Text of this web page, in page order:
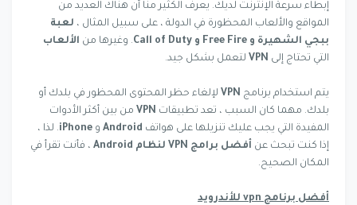
إبطاء سرعة الإنترنت لديك. يعرف الكثير منا أن هناك العديد من
المواقع والألعاب المحظورة في الدولة ، على سبيل المثال ، لعبة
ببجي الشهيرة و Free Fire و Call of Duty
. وغيرها من الألعاب
التي تحتاج إلى VPN لتعمل بشكل جيد.
يتم استخدام برنامج VPN لإلغاء حظر المحتوى المحظور في بلدك أو
بلدك. مهما كان السبب ، تعد تطبيقات VPN من بين أكثر الأدوات
المفيدة التي يجب عليك تنزيلها على هواتف Android و iPhone. لذا ،
إذا كنت تبحث عن أفضل برامج VPN لنظام Android
، فأنت تقرأ في
المكان الصحيح.
أفضل برنامج vpn للأندرويد